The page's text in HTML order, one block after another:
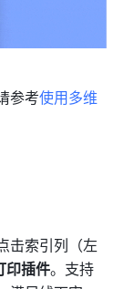
参考使用多维
击索引列（左
印插件。支持